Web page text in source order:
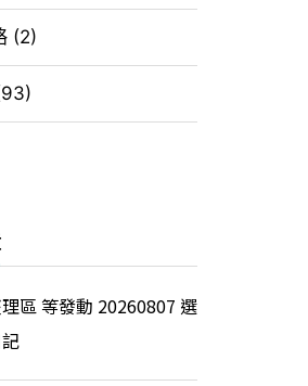
(2)
區 等發動 20260807 選